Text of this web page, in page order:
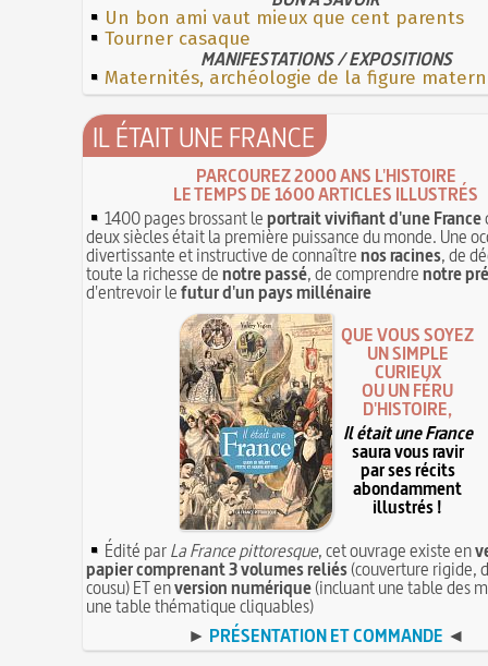
Un bon ami vaut mieux que cent parents
Tourner casaque
MANIFESTATIONS / EXPOSITIONS
Maternités, archéologie de la figure
IL ÉTAIT UNE FRANCE
PARCOUREZ 2000 ANS L'HISTOIRE
LE TEMPS DE 1600 ARTICLES ILLUSTRÉS
1400 pages brossant leportrait vivifiant d'une France
deux siècles était la première puissance du monde. Une
divertissante et instructive de connaîtrenos racines, de
toute la richesse denotre passé, de comprendrenotre
d'entrevoir lefutur d'un pays millénaire
QUE VOUS SOYEZ
UN SIMPLE
CURIEUX
OU UN FÉRU
D'HISTOIRE,
Il était une France
saura vous ravir
par ses récits
abondamment
illustrés !
Édité parLa France pittoresque, cet ouvrage existe en
papier comprenant 3 volumes reliés(couverture rigide,
cousu) ET enversion numérique(incluant une table des
une table thématique cliquables)
► PRÉSENTATION ET COMMANDE ◄